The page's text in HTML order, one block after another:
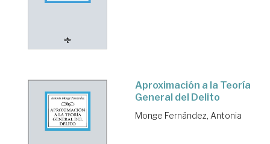
Aproximación a la Teoría
General del Delito
Monge Fernández, Antonia